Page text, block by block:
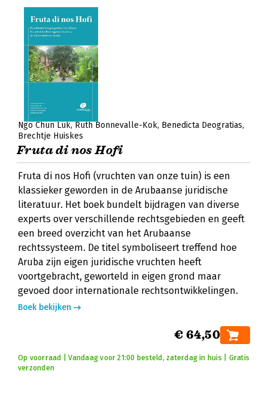
Ngo Chun Luk Ruth Bonnevalle-Kok Benedicta Deogratias
Brechtje Huiskes
Fruta di nos Hofi
Fruta di nos Hofi (vruchten van onze tuin) is een
klassieker geworden in de Arubaanse juridische
literatuur. Het boek bundelt bijdragen van diverse
experts over verschillende rechtsgebieden en geeft
een breed overzicht van het Arubaanse
rechtssysteem. De titel symboliseert treffend hoe
Aruba zijn eigen juridische vruchten heeft
voortgebracht, geworteld in eigen grond maar
gevoed door internationale rechtsontwikkelingen.
Boek bekijken
€ 64,50
Op voorraad | Vandaag voor 21:00 besteld, zaterdag in huis | Gratis
verzonden